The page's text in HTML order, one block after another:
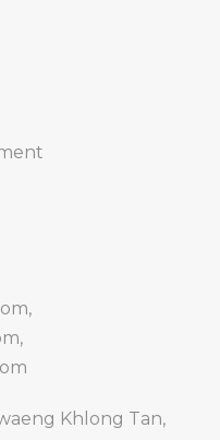
Khlong Tan,